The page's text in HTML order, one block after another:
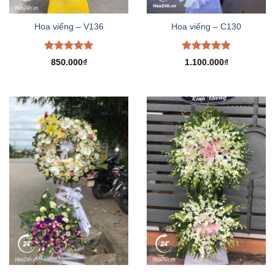
Hoa viếng – V136
Được xếp
850.000₫
Hoa viếng – C130
Được xếp
1.100.000₫